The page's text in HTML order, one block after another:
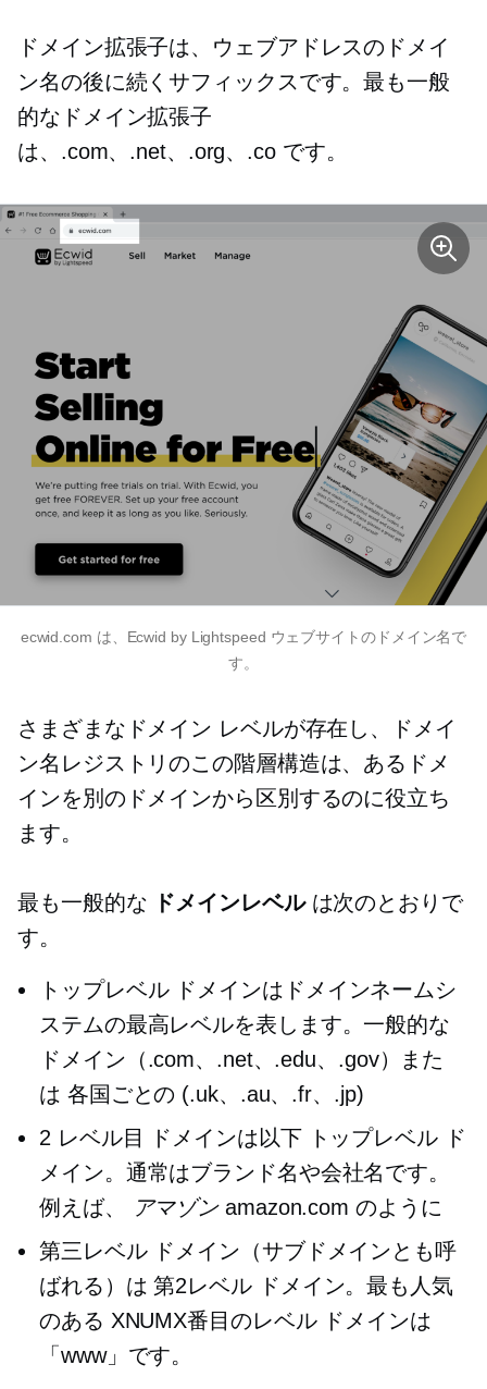
ドメイン拡張子は、ウェブアドレスのドメイ
ン名の後に続くサフィックスです。最も一般
的なドメイン拡張子
は、.com、.net、.org、.co です。
ecwid.com は、Ecwid by Lightspeed ウェブサイトのドメイン名で
す。
さまざまなドメイン レベルが存在し、ドメイ
ン名レジストリのこの階層構造は、あるドメ
インを別のドメインから区別するのに役立ち
ます。
最も一般的な ドメインレベルは次のとおりで
す。
トップレベルドメインはドメインネームシ
ステムの最高レベルを表します。一般的な
ドメイン（.com、.net、.edu、.gov）また
は 各国ごとの (.uk、.au、.fr、.jp)
2 レベル目
ドメインは以下 トップレベルド
メイン。通常はブランド名や会社名です。
例えば、
アマゾンamazon.com のように
第三レベルドメイン（サブドメインとも呼
ばれる）は第2レベルドメイン。最も人気
のある XNUMX番目のレベルドメインは
「www」です。